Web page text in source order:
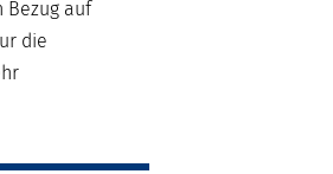
Bezug auf
die